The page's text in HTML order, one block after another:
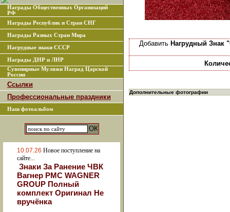
Награды Общественных Организаций
РФ
Награды Республик и Стран СНГ
Награды Разных Стран Мира
Нагрудные знаки СССР
Награды ДНР и ЛНР
Сувенирные Муляжи Наград Царской
России
Ссылки
Профессиональные праздники
Наш фотоальбом
10.07.26 Новое поступление на
сайте...
Знаки За Ранение ЧВК
Вагнер РМС WAGNER
GROUP Полный
комплект Оригинал Не
вручёнка
Добавить Нагрудный Знак
Дополнительные фотографии